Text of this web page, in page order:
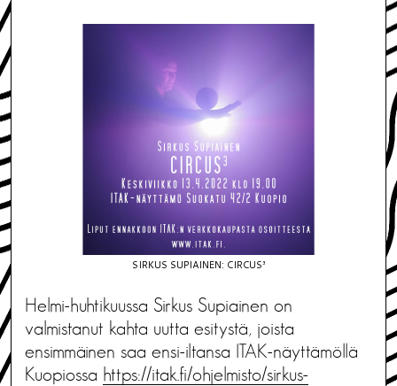
SIRKUS SUPIAINEN: CIRCUS³
Helmi-huhtikuussa Sirkus Supiainen on
valmistanut kahta uutta esitystä, joista
ensimmäinen saa ensi-iltansa ITAK-näyttämöllä
Kuopiossa https://itak.fi/ohjelmisto/sirkus-